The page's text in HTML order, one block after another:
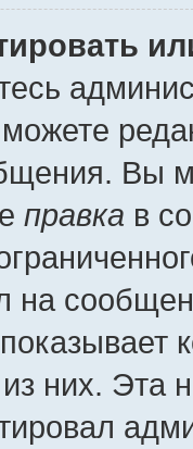
Вы
правка в
на
них. Эта